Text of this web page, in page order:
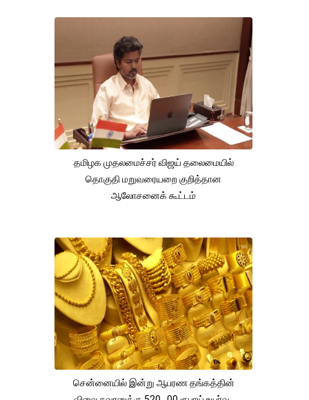
தமிழக முதலமைச்சர் விஜய் தலைமையில்
தொகுதி மறுவரையறை குறித்தான
ஆலோசனைக் கூட்டம்
சென்னையில் இன்று ஆபரண தங்கத்தின்